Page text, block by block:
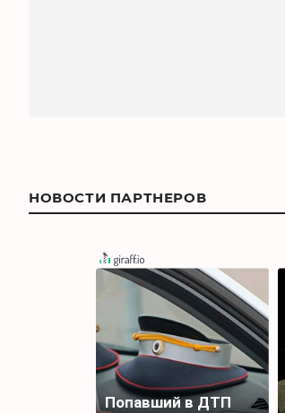
НОВОСТИ ПАРТНЕРОВ
Попавший в ДТП